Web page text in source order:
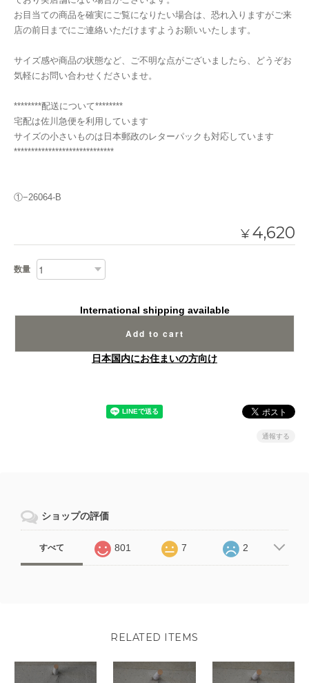
お目当ての商品を確実にご覧になりたい場合は、恐れ入りますがご来
店の前日までにご連絡いただけますようお願いいたします。
サイズ感や商品の状態など、ご不明な点がございましたら、どうぞお
気軽にお問い合わせくださいませ。
********配送について********
宅配は佐川急便を利用しています
サイズの小さいものは日本郵政のレターパックも対応しています
*****************************
①−26064-B
¥4,620
数量
International shipping available
Add to cart
日本国内にお住まいの方向け
通報する
ショップの評価
すべて 801 7 2
RELATED ITEMS